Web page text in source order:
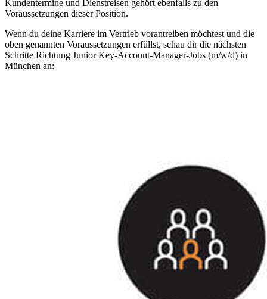
Kundentermine und Dienstreisen gehört ebenfalls zu den
Voraussetzungen dieser Position.
Wenn du deine Karriere im Vertrieb vorantreiben möchtest und die
oben genannten Voraussetzungen erfüllst, schau dir die nächsten
Schritte Richtung Junior Key-Account-Manager-Jobs (m/w/d) in
München an: